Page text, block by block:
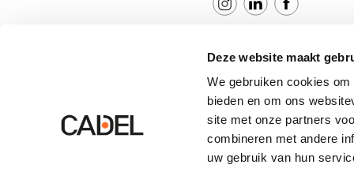
Deze website maakt
We gebruiken cookies
bieden en om ons
site met onze partners
combineren met andere
uw gebruik van hun
© Cadel Srl Privacy policy Cookie policy